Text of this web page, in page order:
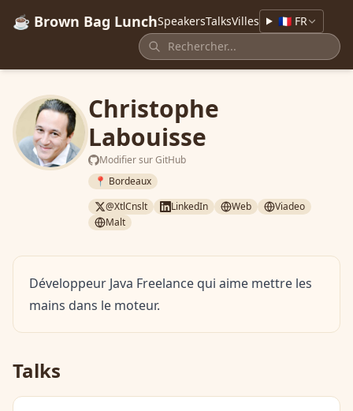
☕ Brown Bag LunchSpeakersTalksVilles 🇫🇷 FR
Christophe
Labouisse
Modifier sur GitHub
📍 Bordeaux
@XtlCnslt
LinkedIn Web
Viadeo
Malt
Développeur Java Freelance qui aime mettre les
mains dans le moteur.
Talks